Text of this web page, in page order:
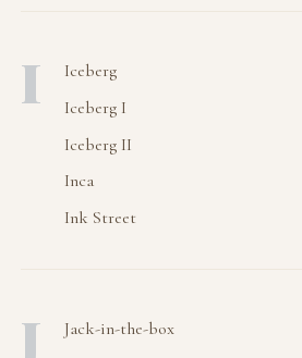
I
Iceberg
Iceberg I
Iceberg II
Inca
Ink Street
J
Jack-in-the-box